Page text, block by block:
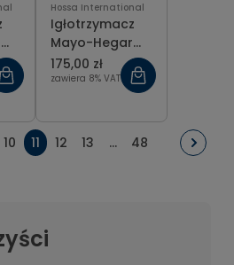
Hossa International
Igłotrzymacz
Mayo-Hegar
T.C. Gold 14 cm
175,00 zł
zawiera 8% VAT
10 11 12 13 ... 48